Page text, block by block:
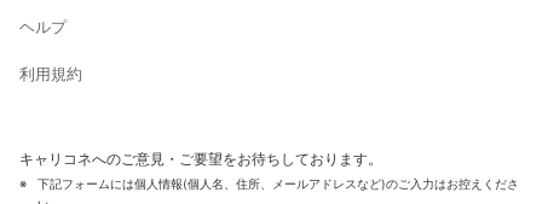
ヘルプ
利用規約
キャリコネへのご意見・ご要望をお待ちしております。
下記フォームには個人情報(個人名、住所、メールアドレスなど)のご入力はお控えくださ